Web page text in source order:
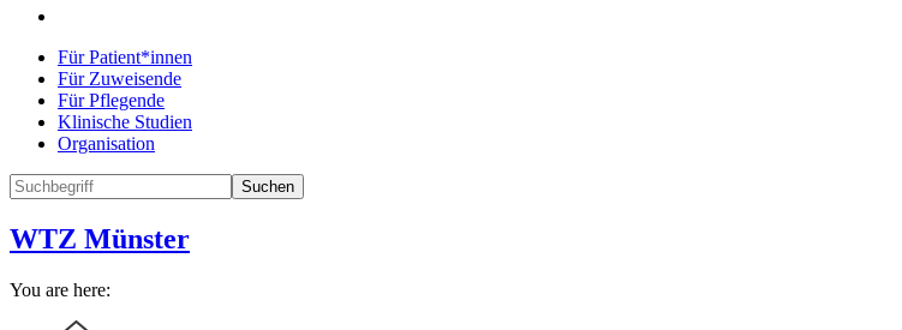
Für Patient*innen
Für Zuweisende
Für Pflegende
Klinische Studien
Organisation
Suchen
WTZ Münster
You are here: